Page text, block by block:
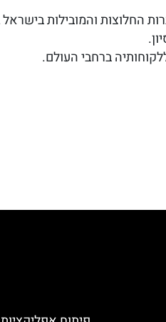
ברחבי העולם.